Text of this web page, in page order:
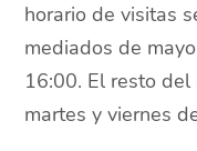
horario de visitas
mediados de
16:00. El resto
martes y viernes